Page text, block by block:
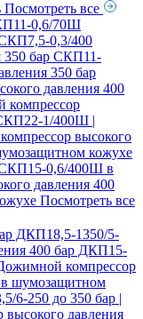
Посмотреть все
0,6/70Ш
0,3/400
350 бар СКП11-
350 бар
давления 400
компрессор
1/400Ш |
высокого
кожухе
СКП15-0,6/400Ш в
давления 400
Посмотреть все
ДКП18,5-1350/5-
400 бар ДКП15-
компрессор
шумозащитном
6-250 до 350 бар |
давления